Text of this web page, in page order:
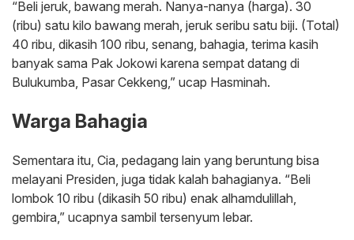
“Beli jeruk, bawang merah. Nanya-nanya (harga). 30
(ribu) satu kilo bawang merah, jeruk seribu satu biji. (Total)
40 ribu, dikasih 100 ribu, senang, bahagia, terima kasih
banyak sama Pak Jokowi karena sempat datang di
Bulukumba, Pasar Cekkeng,” ucap Hasminah.
Warga Bahagia
Sementara itu, Cia, pedagang lain yang beruntung bisa
melayani Presiden, juga tidak kalah bahagianya. “Beli
lombok 10 ribu (dikasih 50 ribu) enak alhamdulillah,
gembira,” ucapnya sambil tersenyum lebar.